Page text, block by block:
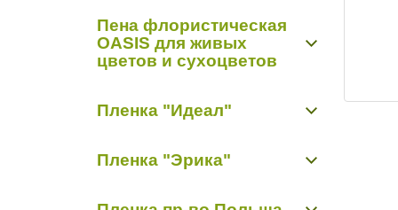
Пена флористическая
OASIS для живых
цветов и сухоцветов
Пиафлор фигурный
Пленка "Идеал"
Пленка прозрачная с рисунком "Идеал"
Пленка "Эрика"